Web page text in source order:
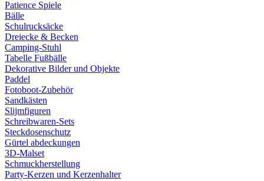
Patience Spiele
Bälle
Schulrucksäcke
Dreiecke & Becken
Camping-Stuhl
Tabelle Fußbälle
Dekorative Bilder und Objekte
Paddel
Fotoboot-Zubehör
Sandkästen
Slijmfiguren
Schreibwaren-Sets
Steckdosenschutz
Gürtel abdeckungen
3D-Malset
Schmuckherstellung
Party-Kerzen und Kerzenhalter